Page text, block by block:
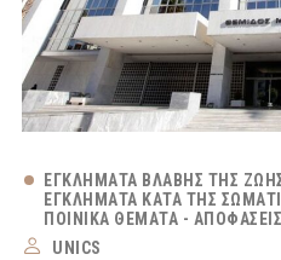
ΕΓΚΛΉΜΑΤΑ ΒΛΆΒΗΣ ΤΗΣ
ΕΓΚΛΉΜΑΤΑ ΚΑΤΆ ΤΗΣ
ΠΟΙΝΙΚΆ ΘΈΜΑΤΑ -
UNICS